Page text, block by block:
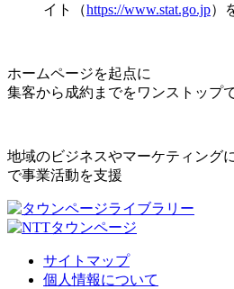
イト（https://www.stat.go.jp）
ホームページを起点に
集客から成約までをワンストップ
地域のビジネスやマーケティング
で事業活動を支援
サイトマップ
個人情報について